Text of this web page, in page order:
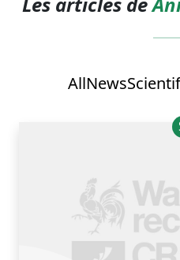
AllNews